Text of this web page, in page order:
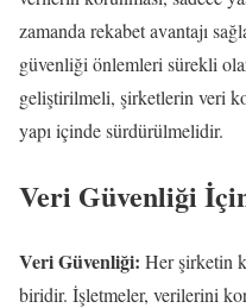
zamanda rekabet avantajı
güvenliği önlemleri sürekli
geliştirilmeli, şirketlerin veri
yapı içinde sürdürülmelidir.
Veri Güvenliği
Veri Güvenliği: Her şirketin
biridir. İşletmeler, verilerini